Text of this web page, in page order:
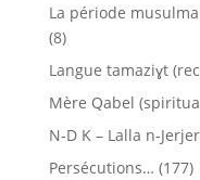
La période
(8)
Langue tamaziɣt
Mère Qabel
N-D K – Lalla n-
Persécutions… (177)